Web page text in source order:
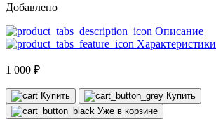
Добавлено
Описание
Характеристики
1 000 ₽
Купить
Купить
Уже в корзине